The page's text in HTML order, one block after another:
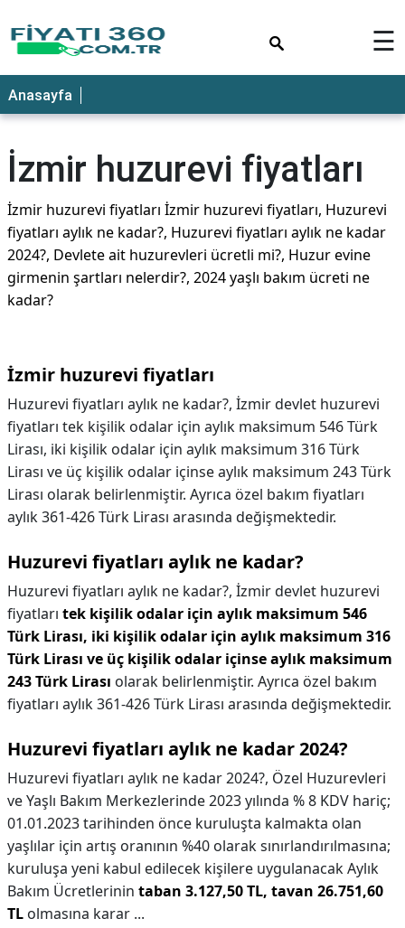
☰
Anasayfa
İzmir huzurevi fiyatları
İzmir huzurevi fiyatları İzmir huzurevi fiyatları, Huzurevi
fiyatları aylık ne kadar?, Huzurevi fiyatları aylık ne kadar
2024?, Devlete ait huzurevleri ücretli mi?, Huzur evine
girmenin şartları nelerdir?, 2024 yaşlı bakım ücreti ne
kadar?
İzmir huzurevi fiyatları
Huzurevi fiyatları aylık ne kadar?, İzmir devlet huzurevi
fiyatları tek kişilik odalar için aylık maksimum 546 Türk
Lirası, iki kişilik odalar için aylık maksimum 316 Türk
Lirası ve üç kişilik odalar içinse aylık maksimum 243 Türk
Lirası olarak belirlenmiştir. Ayrıca özel bakım fiyatları
aylık 361-426 Türk Lirası arasında değişmektedir.
Huzurevi fiyatları aylık ne kadar?
Huzurevi fiyatları aylık ne kadar?, İzmir devlet huzurevi
fiyatları tek kişilik odalar için aylık maksimum 546
Türk Lirası, iki kişilik odalar için aylık maksimum 316
Türk Lirası ve üç kişilik odalar içinse aylık maksimum
243 Türk Lirası olarak belirlenmiştir. Ayrıca özel bakım
fiyatları aylık 361-426 Türk Lirası arasında değişmektedir.
Huzurevi fiyatları aylık ne kadar 2024?
Huzurevi fiyatları aylık ne kadar 2024?, Özel Huzurevleri
ve Yaşlı Bakım Merkezlerinde 2023 yılında % 8 KDV hariç;
01.01.2023 tarihinden önce kuruluşta kalmakta olan
yaşlılar için artış oranının %40 olarak sınırlandırılmasına;
kuruluşa yeni kabul edilecek kişilere uygulanacak Aylık
Bakım Ücretlerinin taban 3.127,50 TL, tavan 26.751,60
TL olmasına karar ...